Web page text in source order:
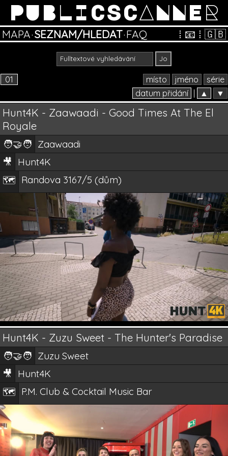
PUBLICSCANNER
MAPA·SEZNAM/HLEDAT·FAQ ⁞ 📧 ⁞ 🇬🇧
01 místo jméno
série
datum přidání
▲ ▼
Hunt4K - Zaawaadi - Good Times At The El
Royale
🧑‍🤝‍🧑 Zaawaadi
🎥 Hunt4K
🗺️ Randova 3167/5 (dům)
Hunt4K - Zuzu Sweet - The Hunter's Paradise
🧑‍🤝‍🧑 Zuzu Sweet
🎥 Hunt4K
🗺️ P.M. Club & Cocktail Music Bar